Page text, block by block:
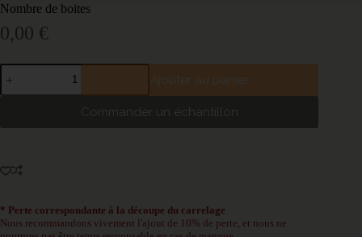
Nombre de boites
0,00 €
Ajouter au panier
Commander un échantillon
* Perte correspondante à la découpe du carrelage
Nous recommandons vivement l'ajout de 10% de perte, et nous ne